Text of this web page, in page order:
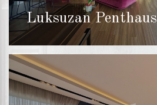
Luksuzan Penthaus